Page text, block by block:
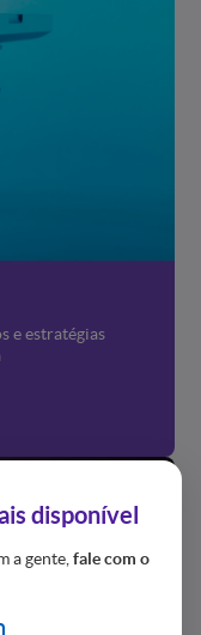
e estratégias
disponível
a gente, fale com o